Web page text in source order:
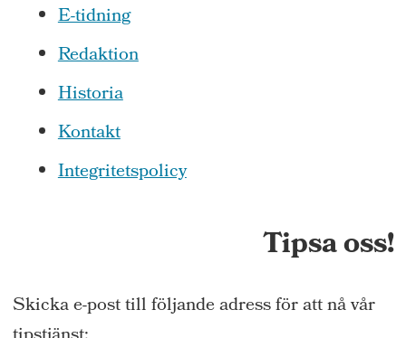
E-tidning
Redaktion
Historia
Kontakt
Integritetspolicy
Tipsa oss!
Skicka e-post till följande adress för att nå vår